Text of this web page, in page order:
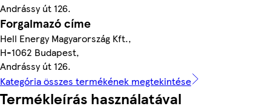
Andrássy út 126.
Forgalmazó címe
Hell Energy Magyarország Kft.,
H-1062 Budapest,
Andrássy út 126.
Kategória összes termékének megtekintése
Termékleírás használatával